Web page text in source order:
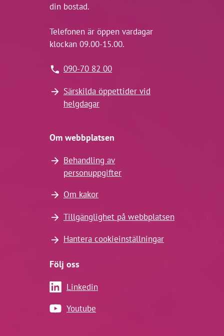
din bostad.
Telefonen är öppen vardagar
klockan 09.00-15.00.
090-70 82 00
Särskilda öppettider vid
helgdagar
Om webbplatsen
Behandling av
personuppgifter
Om kakor
Tillgänglighet på webbplatsen
Hantera cookieinställningar
Följ oss
Linkedin
Youtube